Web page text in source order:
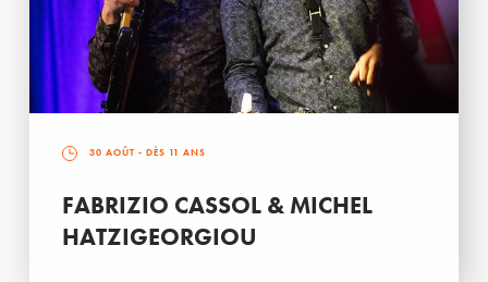
30 AOÛT - DÈS 11 ANS
FABRIZIO CASSOL & MICHEL
HATZIGEORGIOU